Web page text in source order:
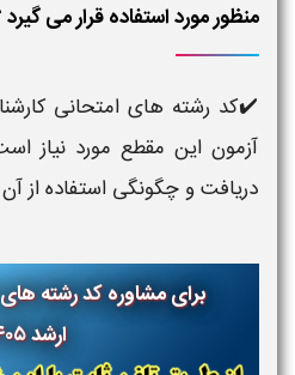
منظور مورد استفاده قرار می گیرد
✔️کد رشته های امتحانی
آزمون این مقطع مورد نیاز
دریافت و چگونگی استفاده از
برای مشاورهکد رشته
ارشد